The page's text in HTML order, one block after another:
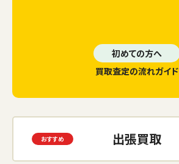
初めての方へ
買取査定の流れガイド
出張買取